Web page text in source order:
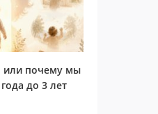
или почему мы
до 3 лет